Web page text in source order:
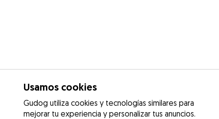
Usamos cookies
Gudog utiliza cookies y tecnologías similares para
mejorar tu experiencia y personalizar tus anuncios.